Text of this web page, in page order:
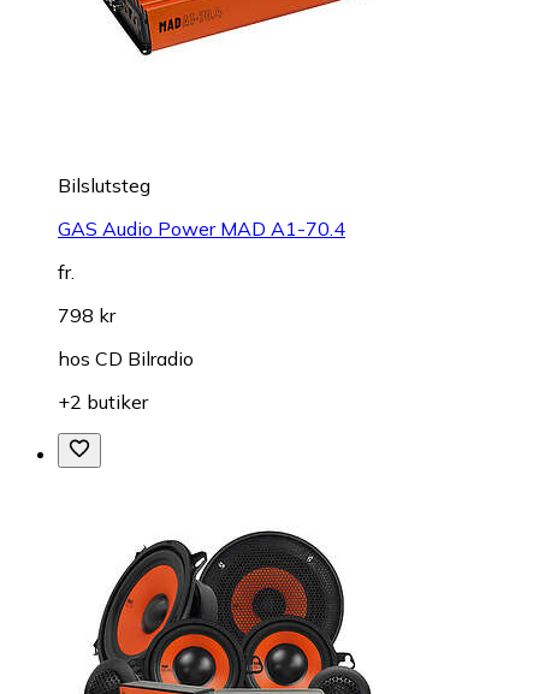
Bilslutsteg
GAS Audio Power MAD A1-70.4
fr.
798 kr
hos CD Bilradio
+2 butiker